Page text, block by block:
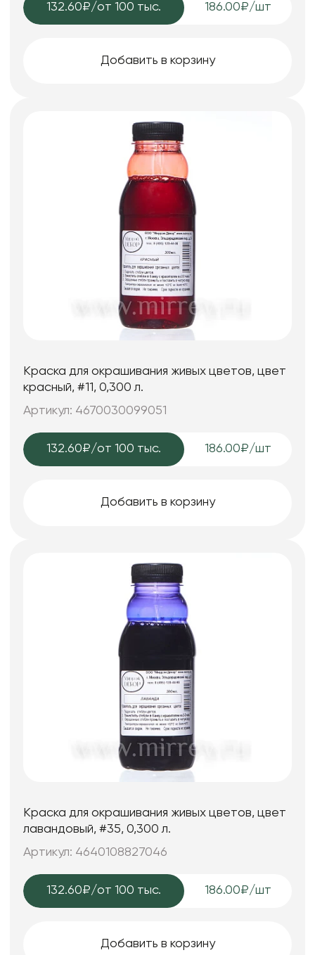
132.60₽/от 100 тыс. 186.00₽/шт
Добавить в корзину
Краска для окрашивания живых цветов, цвет
красный, #11, 0,300 л.
Артикул: 4670030099051
132.60₽/от 100 тыс. 186.00₽/шт
Добавить в корзину
Краска для окрашивания живых цветов, цвет
лавандовый, #35, 0,300 л.
Артикул: 4640108827046
132.60₽/от 100 тыс. 186.00₽/шт
Добавить в корзину